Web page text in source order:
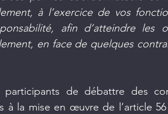
à l’exercice de vos
afin d’atteindre les
en face de quelques
de débattre des
à la mise en œuvre de l’article